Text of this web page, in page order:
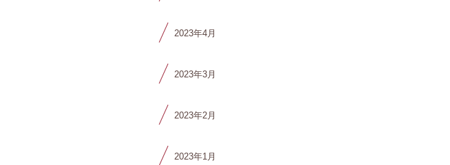
2023年4月
2023年3月
2023年2月
2023年1月